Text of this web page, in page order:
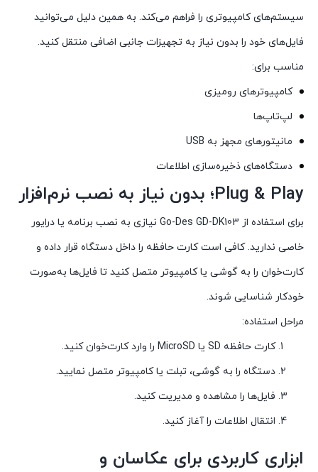
سیستم‌های کامپیوتری را فراهم می‌کند. به همین دلیل می‌توانید
فایل‌های خود را بدون نیاز به تجهیزات جانبی اضافی منتقل کنید.
مناسب برای:
کامپیوترهای رومیزی
لپ‌تاپ‌ها
مانیتورهای مجهز به USB
دستگاه‌های ذخیره‌سازی اطلاعات
Plug & Play؛ بدون نیاز به نصب نرم‌افزار
برای استفاده از Go-Des GD-DK103 نیازی به نصب برنامه یا درایور
خاصی ندارید. کافی است کارت حافظه را داخل دستگاه قرار داده و
کارت‌خوان را به گوشی یا کامپیوتر متصل کنید تا فایل‌ها به‌صورت
خودکار شناسایی شوند.
مراحل استفاده:
کارت حافظه SD یا MicroSD را وارد کارت‌خوان کنید.
دستگاه را به گوشی، تبلت یا کامپیوتر متصل نمایید.
فایل‌ها را مشاهده و مدیریت کنید.
انتقال اطلاعات را آغاز کنید.
ابزاری کاربردی برای عکاسان و